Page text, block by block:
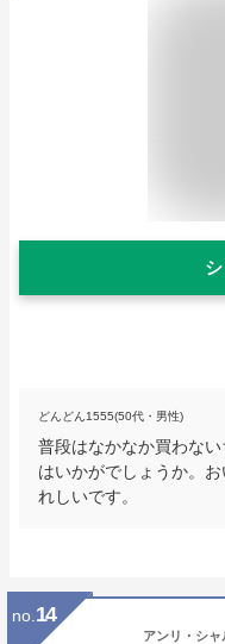
どんどん1555(50代・男性)
普段はなかなか買わな
はいかがでしょうか。
れしいです。
no. 14
アンリ・シ